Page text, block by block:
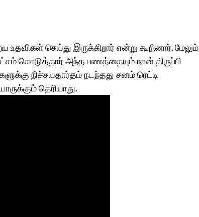
உதவிகள் செய்து இருக்கிறார் என்று கூறினார். மேலும்
கொடுத்தார் அந்த பணத்தையும் நான் திருப்பி
நிச்சயதார்தம் நடந்தது சனம் ரெட்டி
தெரியாது.